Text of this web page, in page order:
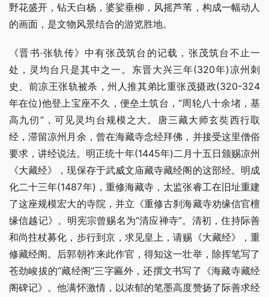
野花盛开，钻天白杨，婆娑垂柳，风摇芦苇，构成一幅动人
的画面，是文物风景结合的游览胜地。
《晋书·张轨传》中有张茂筑台的记载，张茂筑台不止一
处，灵均台只是其中之一。东晋大兴三年(320年)凉州刺
史、前凉王张轨被杀，州人推其弟比重张茂摄政(320-324
年在位)他登上宝座不久，便垒土筑台，“周轮八十余堵，基
高九仞”，可见灵均台规模之大。唐三藏大师玄奘西行取
经，滞留凉州月余，曾在海藏寺念经拜佛，并接受这里僧俗
要求，讲经说法。明正统十年(1445年)二月十五日颁赐凉州
《大藏经》，现保存于武威文庙藏寺藏经阁的这部经。明成
化二十三年(1487年)，重修海藏寺，太监张睿工在旧址重建
了这座规模宏大的寺院，并立《重修古刹海藏寺劝缘信官檀
缘信越记》。明宪宗曾赐名为“清应禅寺”。清初，住持际善
和尚拄杖募化，步行到京，求见皇上，请赐《大藏经》，重
修藏经阁。后郭朝祚来此作官，得知这一壮举，除挥笔写了
苍劲峻拔的“藏经阁”三字匾外，还撰文书写了《海藏寺藏经
阁碑记》。他满怀激情，以浓郁的笔墨高度赞扬了际善求经